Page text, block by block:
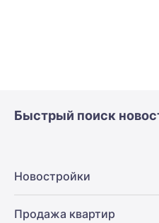
Быстрый поиск
Новостройки
Продажа квартир